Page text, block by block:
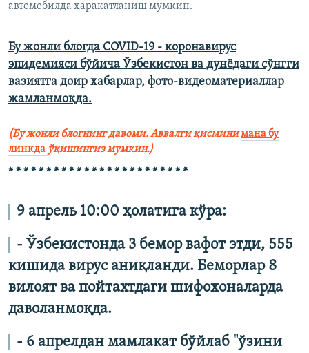
автомобилда ҳаракатланиш мумкин.
Бу жонли блогда COVID-19 - коронавирус
эпидемияси бўйича Ўзбекистон ва дунёдаги сўнгги
вазиятга доир хабарлар, фото-видеоматериаллар
жамланмоқда.
(Бу жонли блогнинг давоми. Аввалги қисминимана бу
линкда ўқишингиз мумкин.)
* * * * * * * * * * * * * * * * * * * * * * * *
9 апрель 10:00 ҳолатига кўра:
- Ўзбекистонда 3 бемор вафот этди, 555
кишида вирус аниқланди. Беморлар 8
вилоят ва пойтахтдаги шифохоналарда
даволанмоқда.
- 6 апрелдан мамлакат бўйлаб "ўзини